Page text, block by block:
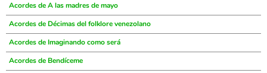
Acordes de A las madres de mayo
Acordes de Décimas del folklore venezolano
Acordes de Imaginando como será
Acordes de Bendíceme